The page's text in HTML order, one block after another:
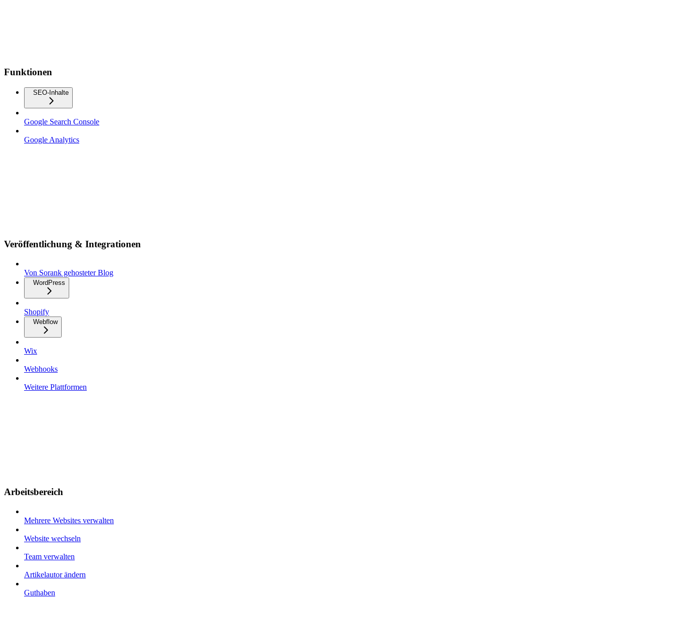
Funktionen
SEO-Inhalte
Google Search Console
Google Analytics
Veröffentlichung & Integrationen
Von Sorank gehosteter Blog
WordPress
Shopify
Webflow
Wix
Webhooks
Weitere Plattformen
Arbeitsbereich
Mehrere Websites verwalten
Website wechseln
Team verwalten
Artikelautor ändern
Guthaben